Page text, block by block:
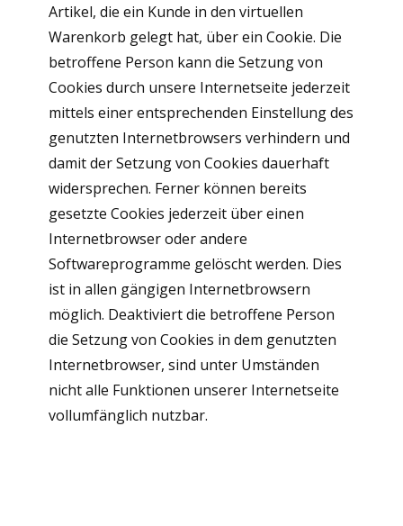
Artikel, die ein Kunde in den virtuellen
Warenkorb gelegt hat, über ein Cookie. Die
betroffene Person kann die Setzung von
Cookies durch unsere Internetseite jederzeit
mittels einer entsprechenden Einstellung des
genutzten Internetbrowsers verhindern und
damit der Setzung von Cookies dauerhaft
widersprechen. Ferner können bereits
gesetzte Cookies jederzeit über einen
Internetbrowser oder andere
Softwareprogramme gelöscht werden. Dies
ist in allen gängigen Internetbrowsern
möglich. Deaktiviert die betroffene Person
die Setzung von Cookies in dem genutzten
Internetbrowser, sind unter Umständen
nicht alle Funktionen unserer Internetseite
vollumfänglich nutzbar.